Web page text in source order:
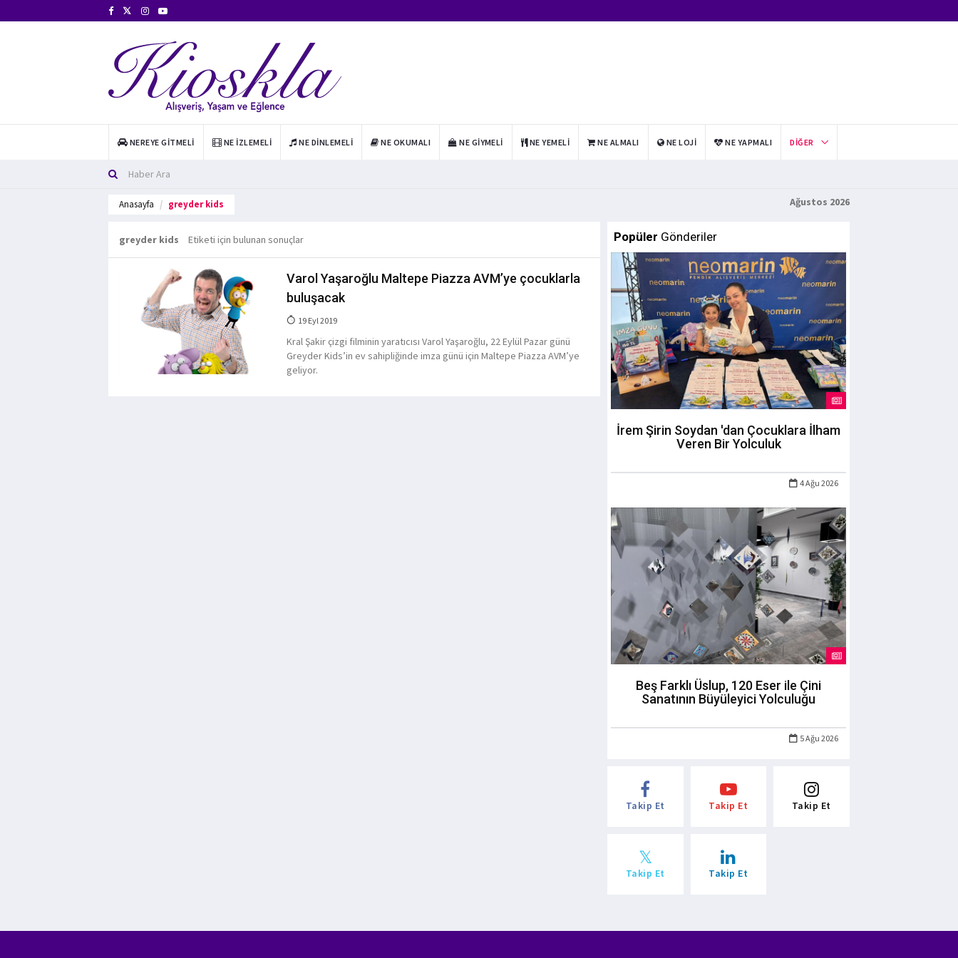
NEREYE GITMELI NE İZLEMELI NE DINLEMELI NE OKUMALI NE GIYMELI NE YEMELI NE ALMALI NE LOJI NE YAPMALI DIĞER
Anasayfa greyder kids Ağustos 2026
greyder kids Etiketi için bulunan sonuçlar
Varol Yaşaroğlu Maltepe Piazza AVM’ye çocuklarla
buluşacak
19 Eyl 2019
Kral Şakir çizgi filminin yaratıcısı Varol Yaşaroğlu, 22 Eylül Pazar günü
Greyder Kids’in ev sahipliğinde imza günü için Maltepe Piazza AVM’ye
geliyor.
Popüler Gönderiler
İrem Şirin Soydan 'dan Çocuklara İlham
Veren Bir Yolculuk
4 Ağu 2026
Beş Farklı Üslup, 120 Eser ile Çini
Sanatının Büyüleyici Yolculuğu
5 Ağu 2026
Takip Et Takip Et Takip Et
Takip Et Takip Et